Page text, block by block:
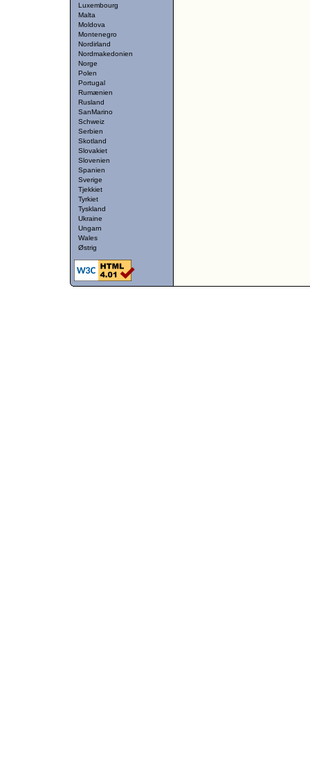
Luxembourg
Malta
Moldova
Montenegro
Nordirland
Nordmakedonien
Norge
Polen
Portugal
Rumænien
Rusland
SanMarino
Schweiz
Serbien
Skotland
Slovakiet
Slovenien
Spanien
Sverige
Tjekkiet
Tyrkiet
Tyskland
Ukraine
Ungarn
Wales
Østrig